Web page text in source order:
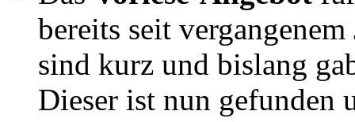
bereits seit
sind kurz und bislang
Dieser ist nun